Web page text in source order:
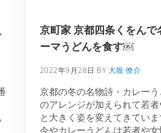
京町家 京都四条くをんで
ーマうどんを食す￼
2022年9月28日 BY 大堀 僚介
京都の冬の名物詩・カレー
のアレンジが加えられて若
と大きく姿を変えてきていま
今やカレーうどんは若者や